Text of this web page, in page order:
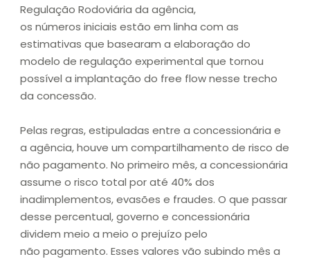
Regulação Rodoviária da agência,
os números iniciais estão em linha com as
estimativas que basearam a elaboração do
modelo de regulação experimental que tornou
possível a implantação do free flow nesse trecho
da concessão.
Pelas regras, estipuladas entre a concessionária e
a agência, houve um compartilhamento de risco de
não pagamento. No primeiro mês, a concessionária
assume o risco total por até 40% dos
inadimplementos, evasões e fraudes. O que passar
desse percentual, governo e concessionária
dividem meio a meio o prejuízo pelo
não pagamento. Esses valores vão subindo mês a